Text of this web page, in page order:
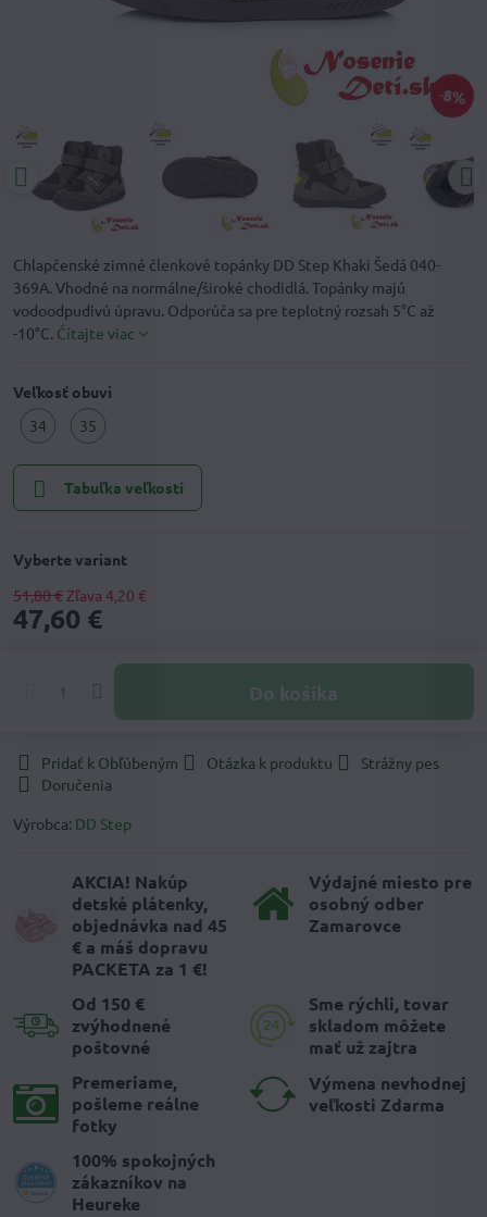
8%
Chlapčenské zimné členkové topánky DD Step Khaki Šedá 040-
369A. Vhodné na normálne/široké chodidlá. Topánky majú
vodoodpudivú úpravu. Odporúča sa pre teplotný rozsah 5°C až
-10°C. Čítajte viac
Veľkosť obuvi
34
35
Tabuľka veľkostí
Vyberte variant
51,80 € Zľava 4,20 €
47,60 €
Do košíka
Pridať k Obľúbeným Otázka k produktu
Strážny pes
Doručenia
Výrobca: DD Step
AKCIA! Nakúp
detské plátenky,
objednávka nad 45
€ a máš dopravu
PACKETA za 1 €!
Výdajné miesto pre
osobný odber
Zamarovce
Od 150 €
zvýhodnené
poštovné
Sme rýchli, tovar
skladom môžete
mať už zajtra
Premeriame,
pošleme reálne
fotky
Výmena nevhodnej
veľkosti Zdarma
100% spokojných
zákazníkov na
Heureke